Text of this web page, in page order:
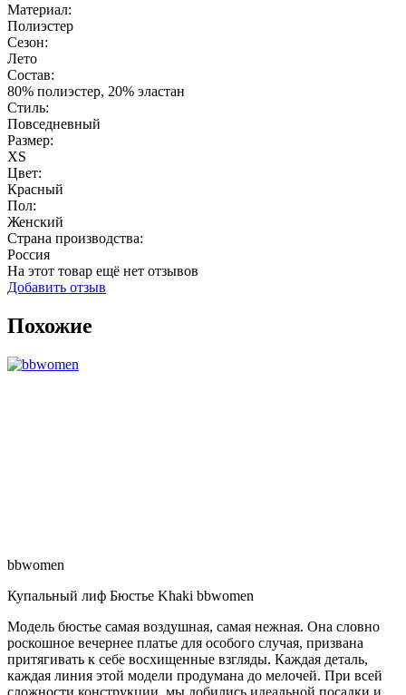
Материал:
Полиэстер
Сезон:
Лето
Состав:
80% полиэстер, 20% эластан
Стиль:
Повседневный
Размер:
XS
Цвет:
Красный
Пол:
Женский
Страна производства:
Россия
На этот товар ещё нет отзывов
Добавить отзыв
Похожие
bbwomen
Купальный лиф Бюстье Khaki bbwomen
Модель бюстье самая воздушная, самая нежная. Она словно
роскошное вечернее платье для особого случая, призвана
притягивать к себе восхищенные взгляды. Каждая деталь,
каждая линия этой модели продумана до мелочей. При всей
сложности конструкции, мы добились идеальной посадки и